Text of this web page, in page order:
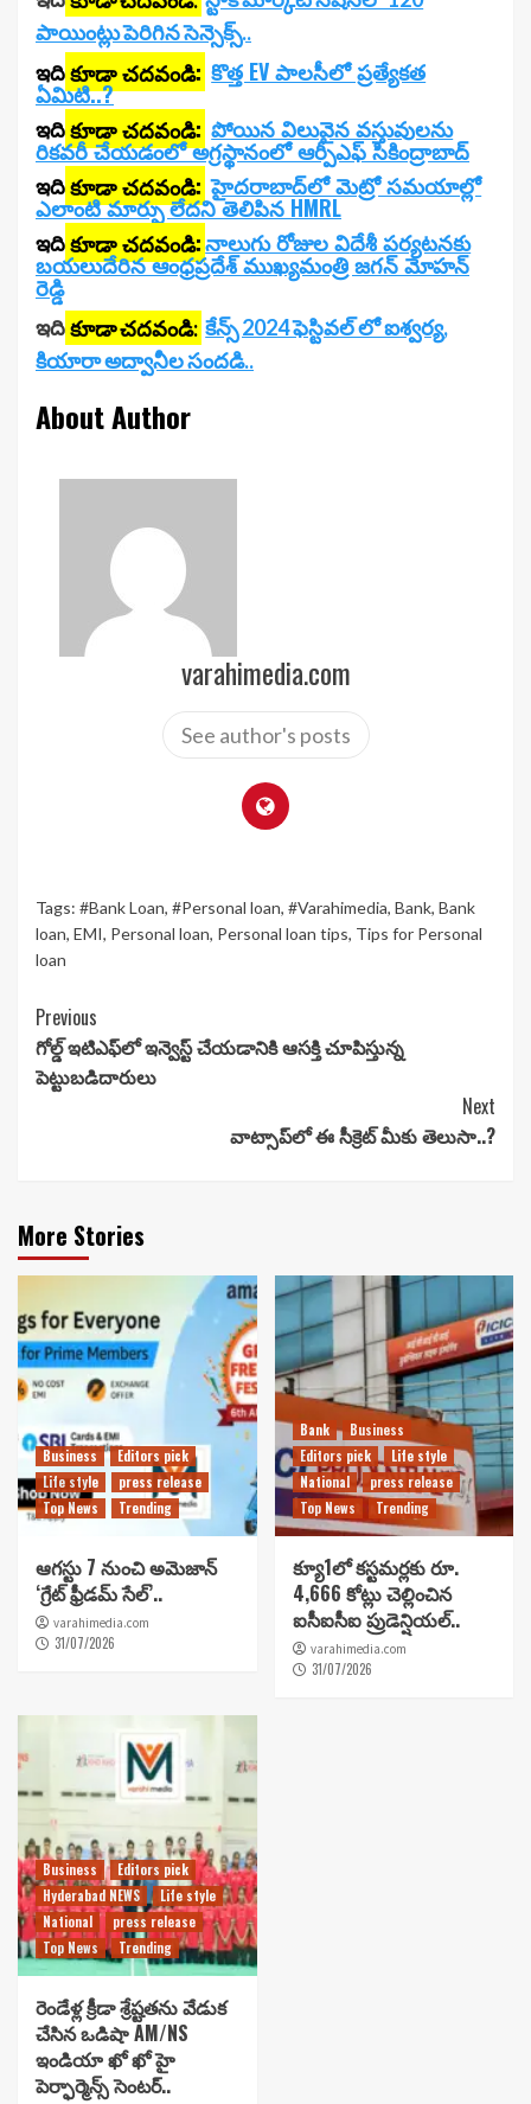
పాయింట్లు పెరిగిన సెన్సెక్స్..
ఇదికూడా చదవండి: కొత్త EV పాలసీలో ప్రత్యేకత
ఏమిటి..?
ఇదికూడా చదవండి: పోయిన విలువైన వస్తువులను
రికవరీ చేయడంలో అగ్రస్థానంలో ఆర్పీఎఫ్ సికింద్రాబాద్
ఇదికూడా చదవండి: హైదరాబాద్‌లో మెట్రో సమయాల్లో
ఎలాంటి మార్పు లేదని తెలిపిన HMRL
ఇదికూడా చదవండి:నాలుగు రోజుల విదేశీ పర్యటనకు
బయలుదేరిన ఆంధ్రప్రదేశ్ ముఖ్యమంత్రి జగన్ మోహన్
రెడ్డి
ఇదికూడా చదవండి: కేన్స్ 2024 ఫెస్టివల్ లో ఐశ్వర్య,
కియారా అద్వానీల సందడి..
About Author
varahimedia.com
See author's posts
Tags: #Bank Loan, #Personal loan, #Varahimedia, Bank, Bank
loan, EMI, Personal loan, Personal loan tips, Tips for Personal
loan
Continue
Reading
Previous
గోల్డ్ ఇటిఎఫ్‌లో ఇన్వెస్ట్ చేయడానికి ఆసక్తి చూపిస్తున్న
పెట్టుబడిదారులు
Next
వాట్సాప్‌లో ఈ సీక్రెట్ మీకు తెలుసా..?
More Stories
Business
Editors pick
Life style
press release
Top News
Trending
ఆగస్టు 7 నుంచి అమెజాన్
‘గ్రేట్ ఫ్రీడమ్ సేల్’..
varahimedia.com
31/07/2026
Bank
Business
Editors pick
Life style
National
press release
Top News
Trending
క్యూ1లో కస్టమర్లకు రూ.
4,666 కోట్లు చెల్లించిన
ఐసీఐసీఐ ప్రుడెన్షియల్..
varahimedia.com
31/07/2026
Business
Editors pick
Hyderabad NEWS
Life style
National
press release
Top News
Trending
రెండేళ్ల క్రీడా శ్రేష్టతను వేడుక
చేసిన ఒడిషా AM/NS
ఇండియా ఖో ఖో హై
పెర్ఫార్మెన్స్ సెంటర్..